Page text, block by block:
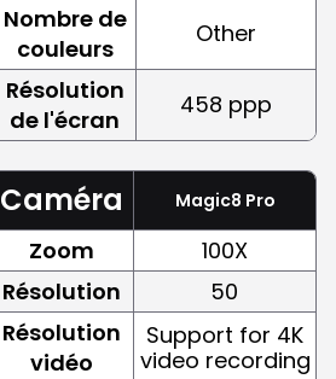
Nombre de
couleurs
Other
Résolution
de l'écran
458 ppp
Caméra Magic8 Pro
Zoom
100X
Résolution
50
Résolution
vidéo
Support for 4K
video recording